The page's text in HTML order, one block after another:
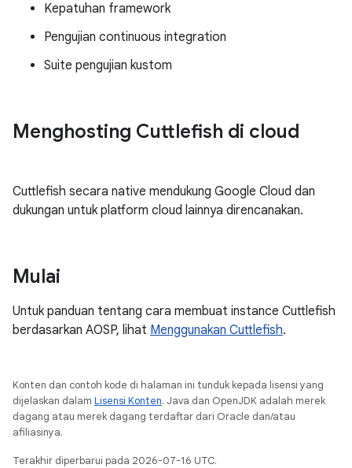
Kepatuhan framework
Pengujian continuous integration
Suite pengujian kustom
Menghosting Cuttlefish di cloud
Cuttlefish secara native mendukung Google Cloud dan
dukungan untuk platform cloud lainnya direncanakan.
Mulai
Untuk panduan tentang cara membuat instance Cuttlefish
berdasarkan AOSP, lihat Menggunakan Cuttlefish.
Konten dan contoh kode di halaman ini tunduk kepada lisensi yang
dijelaskan dalam Lisensi Konten. Java dan OpenJDK adalah merek
dagang atau merek dagang terdaftar dari Oracle dan/atau
afiliasinya.
Terakhir diperbarui pada 2026-07-16 UTC.